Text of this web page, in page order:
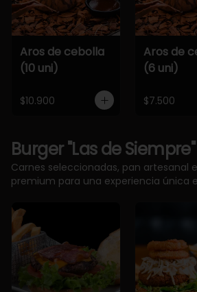
Aros de cebolla
(10 uni)
$10.900
Aros de
(6 uni)
$7.500
Burger "Las de Siempre"
Carnes seleccionadas, pan artesanal
premium para una experiencia única